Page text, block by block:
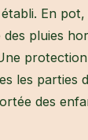
En
pluies
les parties
des